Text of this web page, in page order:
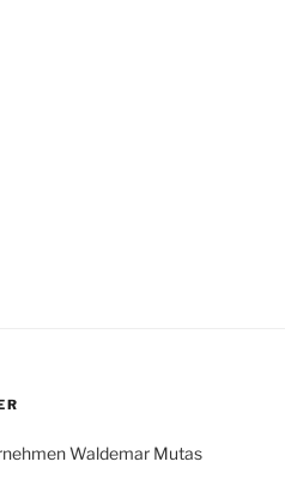
Waldemar Mutas